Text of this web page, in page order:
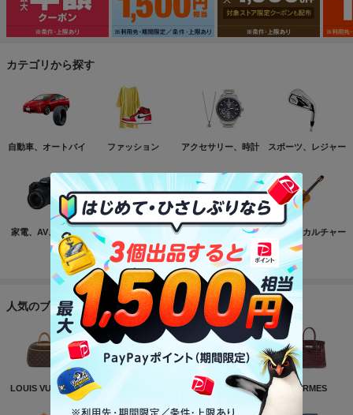
カテゴリから探す
自動車、オートバイ ファッション アクセサリー、時計 スポーツ、レジャー
家電、AV、カメラ コンピュータ おもちゃ、ゲーム ホビー、カルチャー
もっと見る
人気のブランド
LOUIS VUITTON CHANEL HERMES